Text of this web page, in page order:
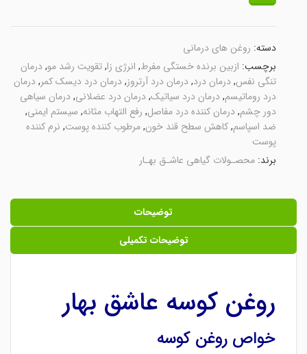
دسته: روغن های درمانی
برچسب: ازبین برنده خستگی مفرط, انرژی زا,تقویت رشد مو, درمان
تنگی نفس, درمان درد, درمان درد آرتروز, درمان درد دیسک کمر, درمان
درد روماتیسم, درمان درد سیاتیک, درمان درد عضلانی, درمان سیاهی
دور چشم, درمان کننده درد مفاصل, رفع التهاب مثانه, سیستم ایمنی,
ضد اسپاسم,کاهش سطح قند خون,مرطوب کننده پوست, نرم کننده
پوست
برند: محصـولات گیاهی عاشـق بهـار
توضیحات
توضیحات تکمیلی
روغن کوسه عاشق بهار
خواص روغن کوسه